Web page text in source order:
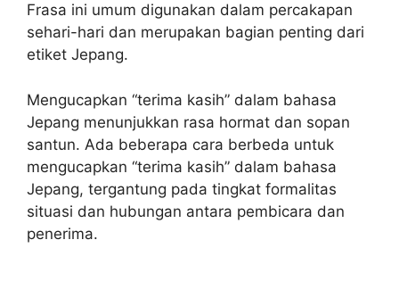
Frasa ini umum digunakan dalam percakapan
sehari-hari dan merupakan bagian penting dari
etiket Jepang.
Mengucapkan “terima kasih” dalam bahasa
Jepang menunjukkan rasa hormat dan sopan
santun. Ada beberapa cara berbeda untuk
mengucapkan “terima kasih” dalam bahasa
Jepang, tergantung pada tingkat formalitas
situasi dan hubungan antara pembicara dan
penerima.